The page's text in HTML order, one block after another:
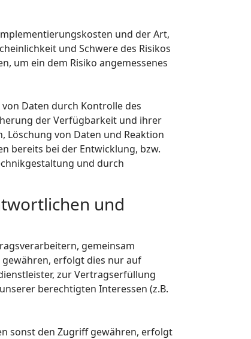
und der Art,
und Schwere des Risikos
um ein dem Risiko angemessenes
Daten durch Kontrolle des
der Verfügbarkeit und ihrer
Löschung von Daten und Reaktion
bereits bei der Entwicklung, bzw.
und durch
und
gemeinsam
erfolgt dies nur auf
zur Vertragserfüllung
berechtigten Interessen (z.B.
sonst den Zugriff gewähren, erfolgt